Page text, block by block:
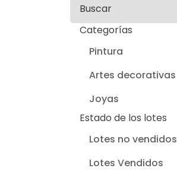
Buscar
Categorías
Pintura
Artes decorativas
Joyas
Estado de los lotes
Lotes no vendidos
Lotes Vendidos